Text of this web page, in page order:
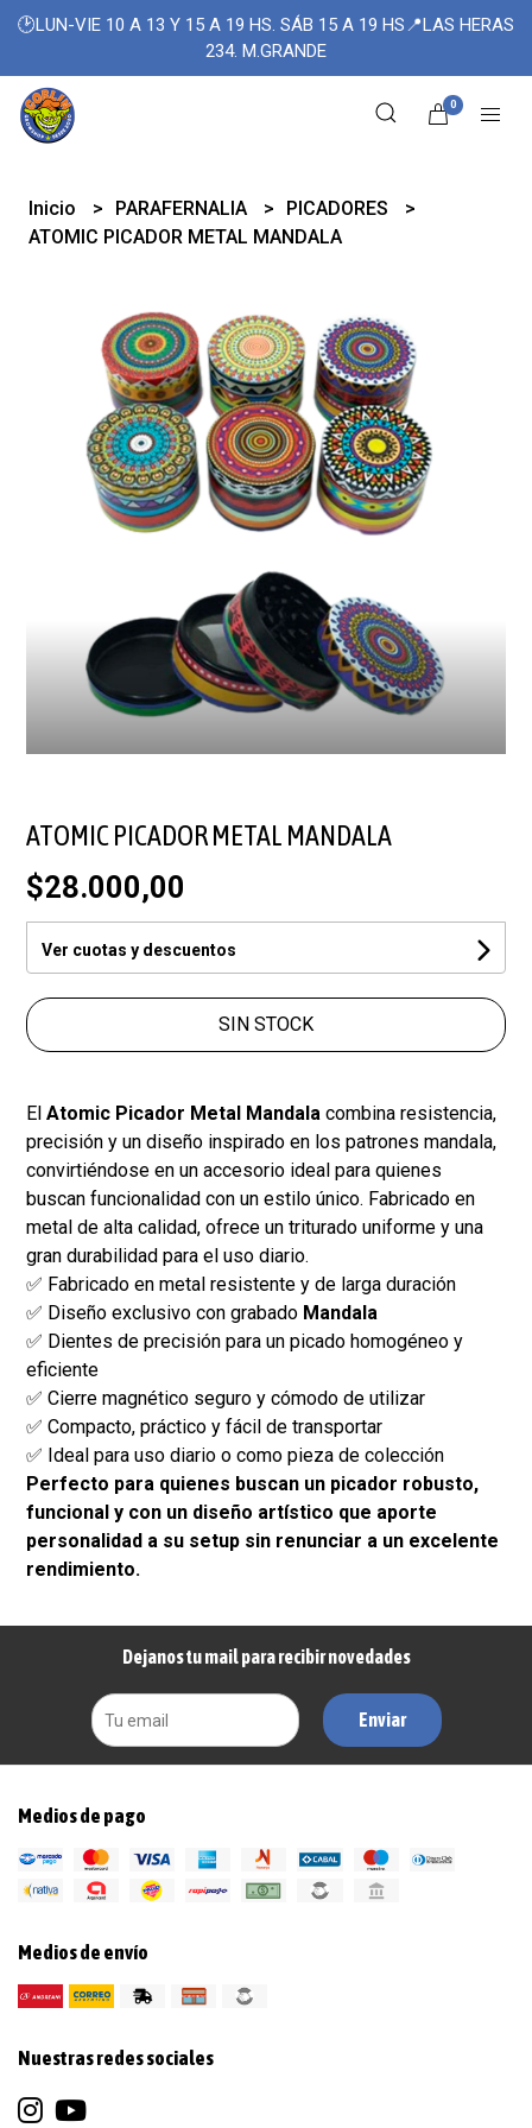
🕑LUN-VIE 10 A 13 Y 15 A 19 HS. SÁB 15 A 19 HS📍LAS HERAS
234. M.GRANDE
0
Inicio PARAFERNALIA
PICADORES
ATOMIC PICADOR METAL MANDALA
ATOMIC PICADOR METAL MANDALA
$28.000,00
Ver cuotas y descuentos
SIN STOCK
ElAtomic Picador Metal Mandala combina resistencia,
precisión y un diseño inspirado en los patrones mandala,
convirtiéndose en un accesorio ideal para quienes
buscan funcionalidad con un estilo único. Fabricado en
metal de alta calidad, ofrece un triturado uniforme y una
gran durabilidad para el uso diario.
✅ Fabricado en metal resistente y de larga duración
✅ Diseño exclusivo con grabado Mandala
✅ Dientes de precisión para un picado homogéneo y
eficiente
✅ Cierre magnético seguro y cómodo de utilizar
✅ Compacto, práctico y fácil de transportar
✅ Ideal para uso diario o como pieza de colección
Perfecto para quienes buscan un picador robusto,
funcional y con un diseño artístico que aporte
personalidad a su setup sin renunciar a un excelente
rendimiento.
Dejanos tu mail para recibir novedades
Enviar
Medios de pago
Medios de envío
Nuestras redes sociales